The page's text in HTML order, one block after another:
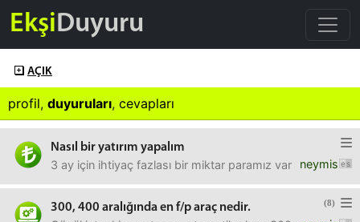
EkşiDuyuru
AÇIK
profil, duyuruları, cevapları
Nasıl bir yatırım yapalım
neymis
3 ay için ihtiyaç fazlası bir miktar paramız var.Ne
(8)
300, 400 aralığında en f/p araç nedir.